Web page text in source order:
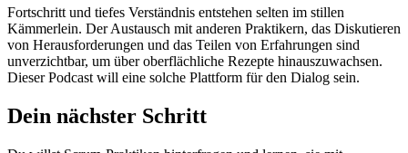
Fortschritt und tiefes Verständnis entstehen selten im stillen
Kämmerlein. Der Austausch mit anderen Praktikern, das Diskutieren
von Herausforderungen und das Teilen von Erfahrungen sind
unverzichtbar, um über oberflächliche Rezepte hinauszuwachsen.
Dieser Podcast will eine solche Plattform für den Dialog sein.
Dein nächster Schritt